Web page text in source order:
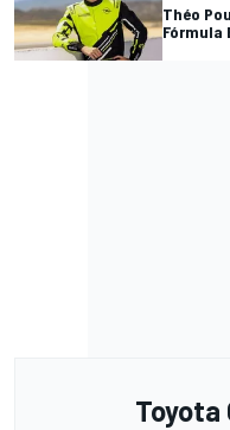
Théo
Fórmula
Toyota